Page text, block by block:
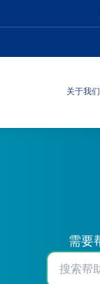
关于我们
需要